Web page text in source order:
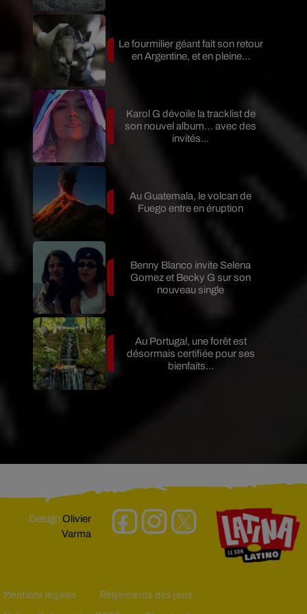
Le fourmilier géant fait son retour
en Argentine, et en pleine...
Karol G dévoile la tracklist de
son nouvel album… avec des
invités...
Au Guatemala, le volcan de
Fuego entre en éruption
Benny Blanco invite Selena
Gomez et Becky G sur son
nouveau single
Au Portugal, une forêt est
désormais certifiée pour ses
bienfaits...
DesignOlivier
Varma
Mentions légales Règlements des jeux